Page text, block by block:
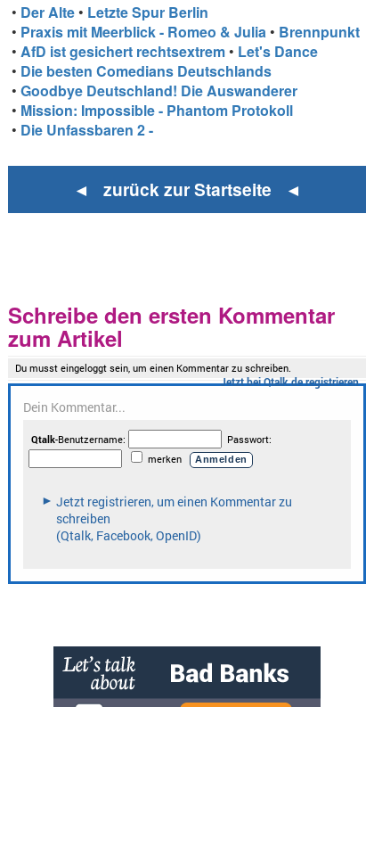
• Der Alte • Letzte Spur Berlin
• Praxis mit Meerblick - Romeo & Julia • Brennpunkt
•AfD ist gesichert rechtsextrem • Let's Dance
• Die besten Comedians Deutschlands
•Goodbye Deutschland! Die Auswanderer
• Mission: Impossible - Phantom Protokoll
• Die Unfassbaren 2 -
◄ zurück zur Startseite ◄
Schreibe den ersten Kommentar
zum Artikel